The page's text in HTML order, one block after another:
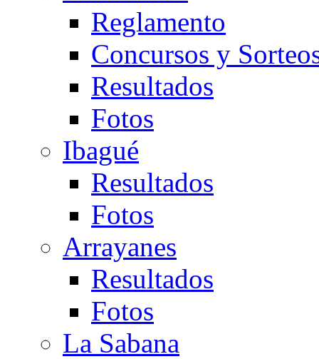
Reglamento
Concursos y
Resultados
Fotos
Ibagué
Resultados
Fotos
Arrayanes
Resultados
Fotos
La Sabana